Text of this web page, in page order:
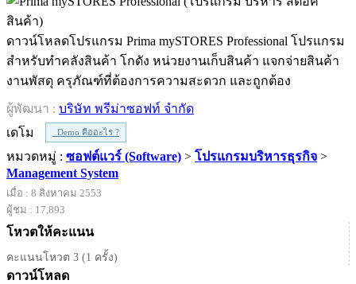
ดาวน์โหลดโปรแกรม Prima mySTORES Professional โปรแกรม
สำหรับทำคลังสินค้า โกดัง หน่วยงานเก็บสินค้า แจกจ่ายสินค้า
งานพัสดุ ครุภัณฑ์ที่ต้องการความสะดวก และถูกต้อง
ผู้พัฒนา : บริษัท พรีม่าซอฟท์ จำกัด
เดโม
Demo คืออะไร ?
หมวดหมู่ : ซอฟต์แวร์ (Software) > โปรแกรมบริหารธุรกิจ >
Management System
เมื่อ : 8 สิงหาคม 2553
ผู้ชม : 17,893
โหวตให้คะแนน
คะแนนโหวต 3 (1 ครั้ง)
ดาวน์โหลด